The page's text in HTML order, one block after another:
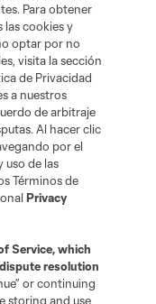
Cookies Settings
name and shield are
(“MLS”). The names
law trademarks of
Any unauthorized use
Para obtener
cookies y
optar por no
visita la sección
de Privacidad
a nuestros
de arbitraje
Al hacer clic
por el
uso de las
Términos de
Privacy
Service, which
resolution
or continuing
storing and use